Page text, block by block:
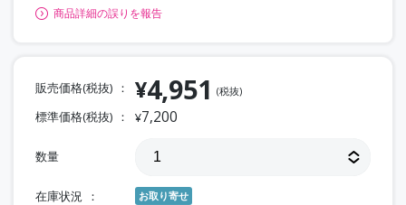
商品詳細の誤りを報告
販売価格(税抜) ¥4,951 (税抜)
標準価格(税抜) ¥7,200
数量
在庫状況 お取り寄せ